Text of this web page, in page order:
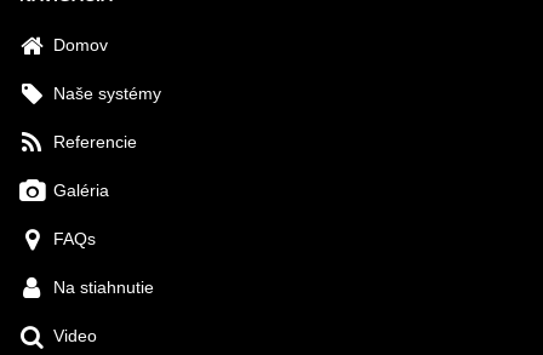
Domov
Naše systémy
Referencie
Galéria
FAQs
Na stiahnutie
Video